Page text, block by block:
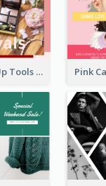
Pink Make-Up Tools New Arrivals Facebook Post